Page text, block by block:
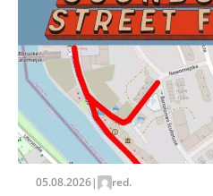
Zapamiętaj moje dane
pisania kolejnych
05.08.2026| red.